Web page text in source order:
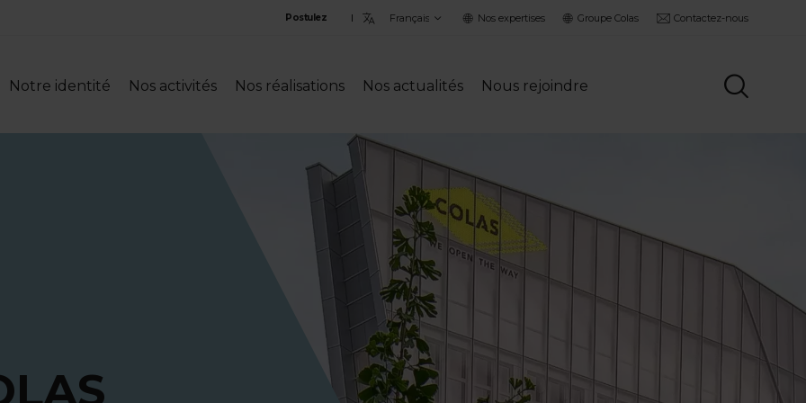
Postulez
language
Nos expertises Groupe Colas Contactez-nous
Notre identité Nos activités Nos réalisations Nos actualités Nous rejoindre